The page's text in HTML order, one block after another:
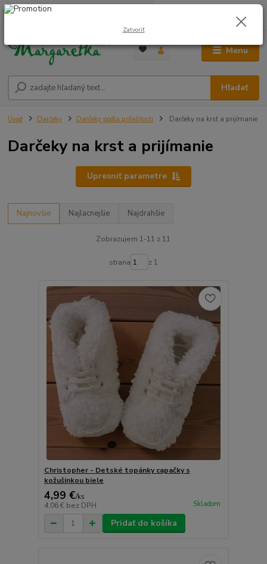
Menu
Hľadať
0948 236 042
0,00 €
Úvod Darčeky Darčeky podľa príležitosti Darčeky na krst a prijímanie
Darčeky na krst a prijímanie
Upresniť parametre
Najnovšie Najlacnejšie Najdrahšie
Zobrazujem 1-11 z 11
strana z 1
Christopher - Detské topánky capačky s
kožušinkou biele
4,99 €/ks
4,06 € bez DPH Skladom
Pridať do košíka
Zatvoriť